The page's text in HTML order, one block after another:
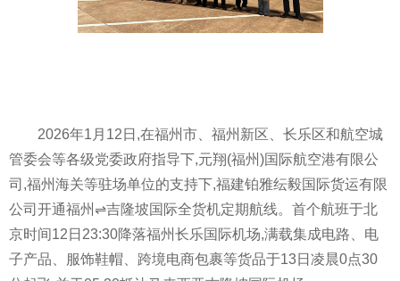
2026年1月12日,在福州市、福州新区、长乐区和航空城
管委会等各级党委政府指导下,元翔(福州)国际航空港有限公
司,福州海关等驻场单位的支持下,福建铂雅纭毅国际货运有限
公司开通福州⇌吉隆坡国际全货机定期航线。首个航班于北
京时间12日23:30降落福州长乐国际机场,满载集成电路、电
子产品、服饰鞋帽、跨境电商包裹等货品于13日凌晨0点30